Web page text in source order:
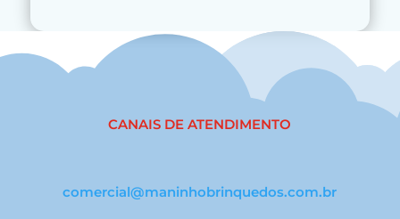
CANAIS DE ATENDIMENTO
comercial@maninhobrinquedos.com.br